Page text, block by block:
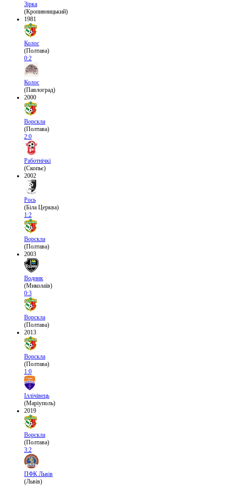
Зірка
(Кропивницький)
1981
Колос
(Полтава)
0:2
Колос
(Павлоград)
2000
Ворскла
(Полтава)
2:0
Работнічкі
(Скопьє)
2002
Рось
(Біла Церква)
1:2
Ворскла
(Полтава)
2003
Водник
(Миколаїв)
0:3
Ворскла
(Полтава)
2013
Ворскла
(Полтава)
1:0
Іллічівець
(Маріуполь)
2019
Ворскла
(Полтава)
3:2
ПФК Львів
(Львів)